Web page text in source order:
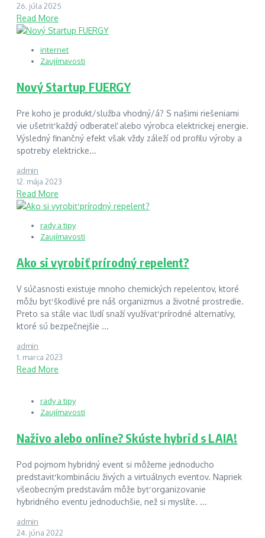
26. júla 2025
Read More
internet
Zaujímavosti
Nový Startup FUERGY
Pre koho je produkt/služba vhodný/á? S našimi riešeniami
vie ušetriť každý odberateľ alebo výrobca elektrickej energie.
Výsledný finančný efekt však vždy záleží od profilu výroby a
spotreby elektricke...
admin
12. mája 2023
Read More
rady a tipy
Zaujímavosti
Ako si vyrobiť prírodný repelent?
V súčasnosti existuje mnoho chemických repelentov, ktoré
môžu byť škodlivé pre náš organizmus a životné prostredie.
Preto sa stále viac ľudí snaží využívať prírodné alternatívy,
ktoré sú bezpečnejšie ...
admin
1. marca 2023
Read More
rady a tipy
Zaujímavosti
Naživo alebo online? Skúste hybrid s LAIA!
Pod pojmom hybridný event si môžeme jednoducho
predstaviť kombináciu živých a virtuálnych eventov. Napriek
všeobecným predstavám môže byť organizovanie
hybridného eventu jednoduchšie, než si myslíte. ...
admin
24. júna 2022